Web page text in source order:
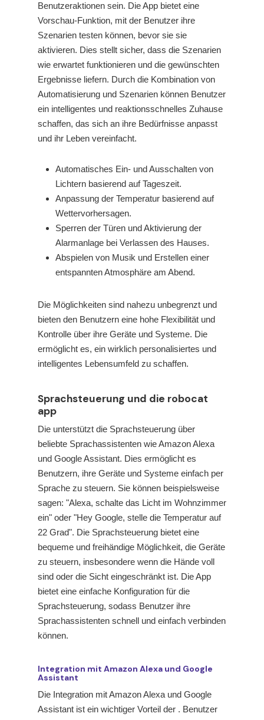
Benutzeraktionen sein. Die App bietet eine
Vorschau-Funktion, mit der Benutzer ihre
Szenarien testen können, bevor sie sie
aktivieren. Dies stellt sicher, dass die Szenarien
wie erwartet funktionieren und die gewünschten
Ergebnisse liefern. Durch die Kombination von
Automatisierung und Szenarien können Benutzer
ein intelligentes und reaktionsschnelles Zuhause
schaffen, das sich an ihre Bedürfnisse anpasst
und ihr Leben vereinfacht.
Automatisches Ein- und Ausschalten von
Lichtern basierend auf Tageszeit.
Anpassung der Temperatur basierend auf
Wettervorhersagen.
Sperren der Türen und Aktivierung der
Alarmanlage bei Verlassen des Hauses.
Abspielen von Musik und Erstellen einer
entspannten Atmosphäre am Abend.
Die Möglichkeiten sind nahezu unbegrenzt und
bieten den Benutzern eine hohe Flexibilität und
Kontrolle über ihre Geräte und Systeme. Die
ermöglicht es, ein wirklich personalisiertes und
intelligentes Lebensumfeld zu schaffen.
Sprachsteuerung und die robocat
app
Die unterstützt die Sprachsteuerung über
beliebte Sprachassistenten wie Amazon Alexa
und Google Assistant. Dies ermöglicht es
Benutzern, ihre Geräte und Systeme einfach per
Sprache zu steuern. Sie können beispielsweise
sagen: "Alexa, schalte das Licht im Wohnzimmer
ein" oder "Hey Google, stelle die Temperatur auf
22 Grad". Die Sprachsteuerung bietet eine
bequeme und freihändige Möglichkeit, die Geräte
zu steuern, insbesondere wenn die Hände voll
sind oder die Sicht eingeschränkt ist. Die App
bietet eine einfache Konfiguration für die
Sprachsteuerung, sodass Benutzer ihre
Sprachassistenten schnell und einfach verbinden
können.
Integration mit Amazon Alexa und Google
Assistant
Die Integration mit Amazon Alexa und Google
Assistant ist ein wichtiger Vorteil der . Benutzer